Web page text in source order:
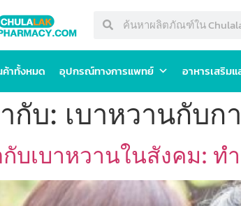
าทั้งหมด อุปกรณ์ทางการแพทย์ อาหารเสริม
กับ: เบาหวานกับก
บเบาหวานในสังคม: ท